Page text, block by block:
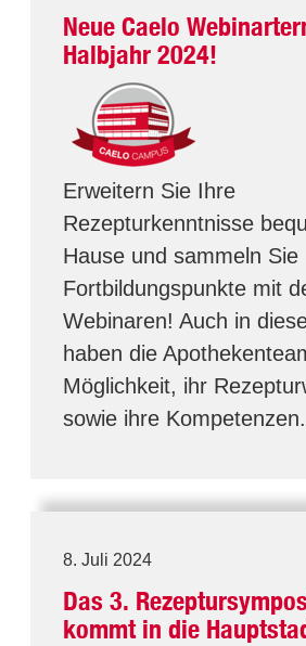
Neue Caelo
Halbjahr 2024!
Erweitern Sie Ihre
Rezepturkenntnisse
Hause und sammeln Sie
Fortbildungspunkte mit
Webinaren! Auch in
haben die
Möglichkeit, ihr
sowie ihre
8. Juli 2024
Das 3.
kommt in die